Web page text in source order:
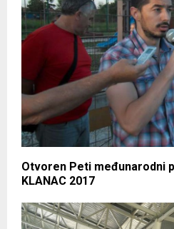
Otvoren Peti međunarodni
KLANAC 2017